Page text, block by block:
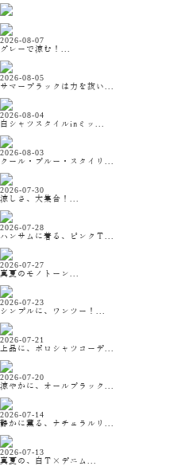
2026-08-07
グレーで涼む！...
2026-08-05
サマーブラックは力を抜い...
2026-08-04
白シャツスタイルinミッ...
2026-08-03
クール・ブルー・スタイリ...
2026-07-30
涼しさ、大集合！...
2026-07-28
ハンサムに着る、ピンクＴ...
2026-07-27
真夏のモノトーン...
2026-07-23
シンプルに、ワンツー！...
2026-07-21
上品に、ポロシャツコーデ...
2026-07-20
涼やかに、オールブラック...
2026-07-14
静かに薫る、ナチュラルリ...
2026-07-13
真夏の、白Ｔ×デニム...